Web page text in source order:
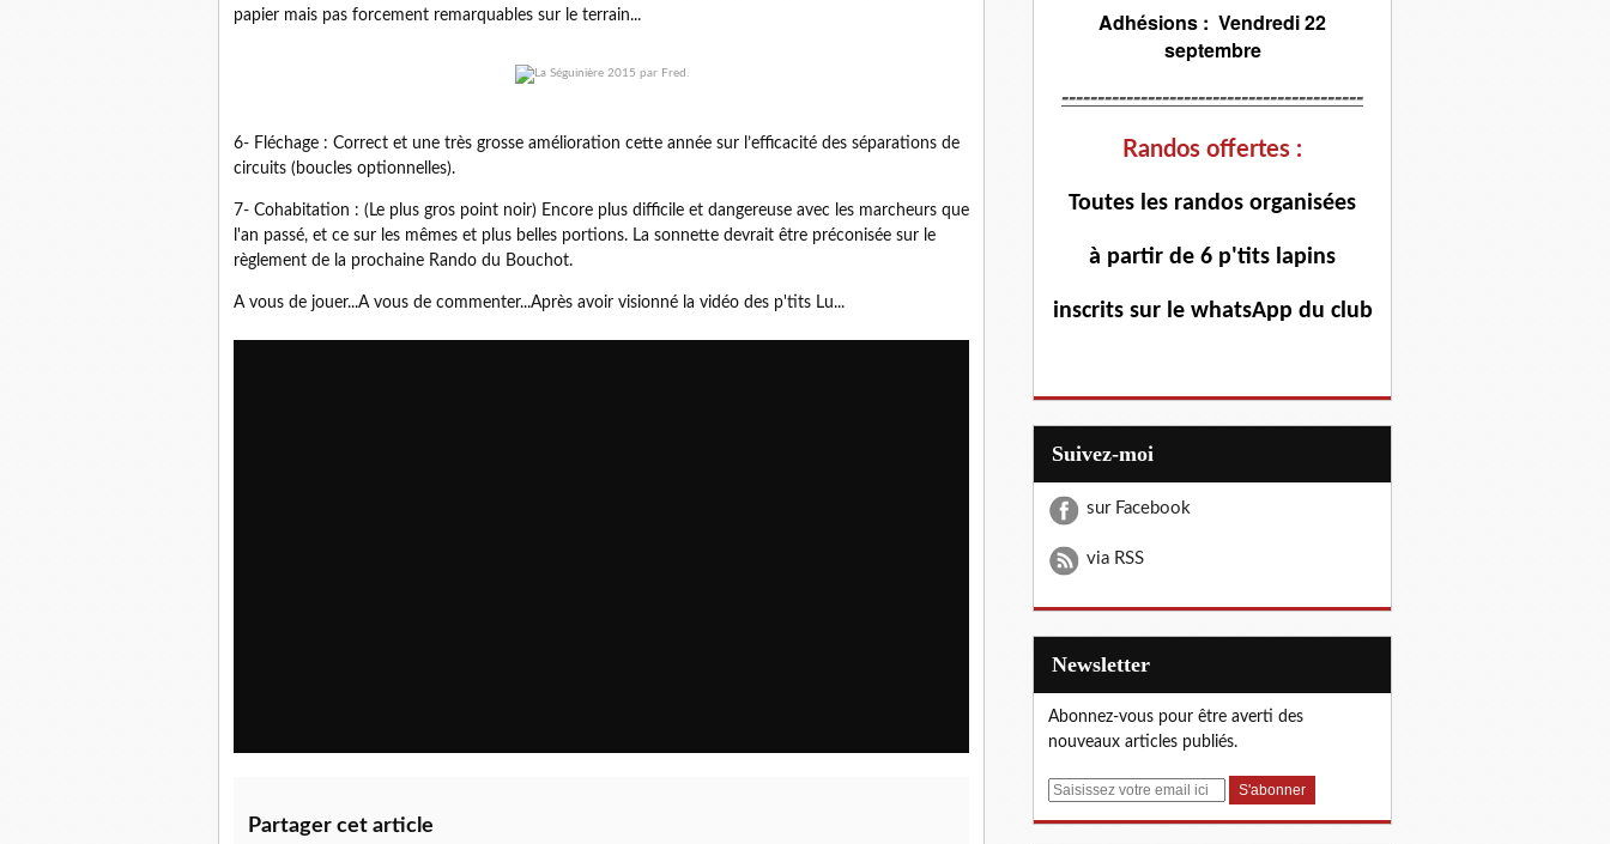
papier mais pas forcement remarquables sur le terrain...
6- Fléchage : Correct et une très grosse amélioration cette année sur l’efficacité des séparations de
circuits (boucles optionnelles).
7- Cohabitation : (Le plus gros point noir) Encore plus difficile et dangereuse avec les marcheurs que
l'an passé, et ce sur les mêmes et plus belles portions. La sonnette devrait être préconisée sur le
règlement de la prochaine Rando du Bouchot.
A vous de jouer...A vous de commenter...Après avoir visionné la vidéo des p'tits Lu...
Partager cet article
Adhésions : Vendredi 22
septembre
------------------------------------------
Randos offertes :
Toutes les randos organisées
à partir de 6 p'tits lapins
inscrits sur le whatsApp du club
Suivez-moi
sur Facebook
via RSS
Newsletter
Abonnez-vous pour être averti des
nouveaux articles publiés.
E